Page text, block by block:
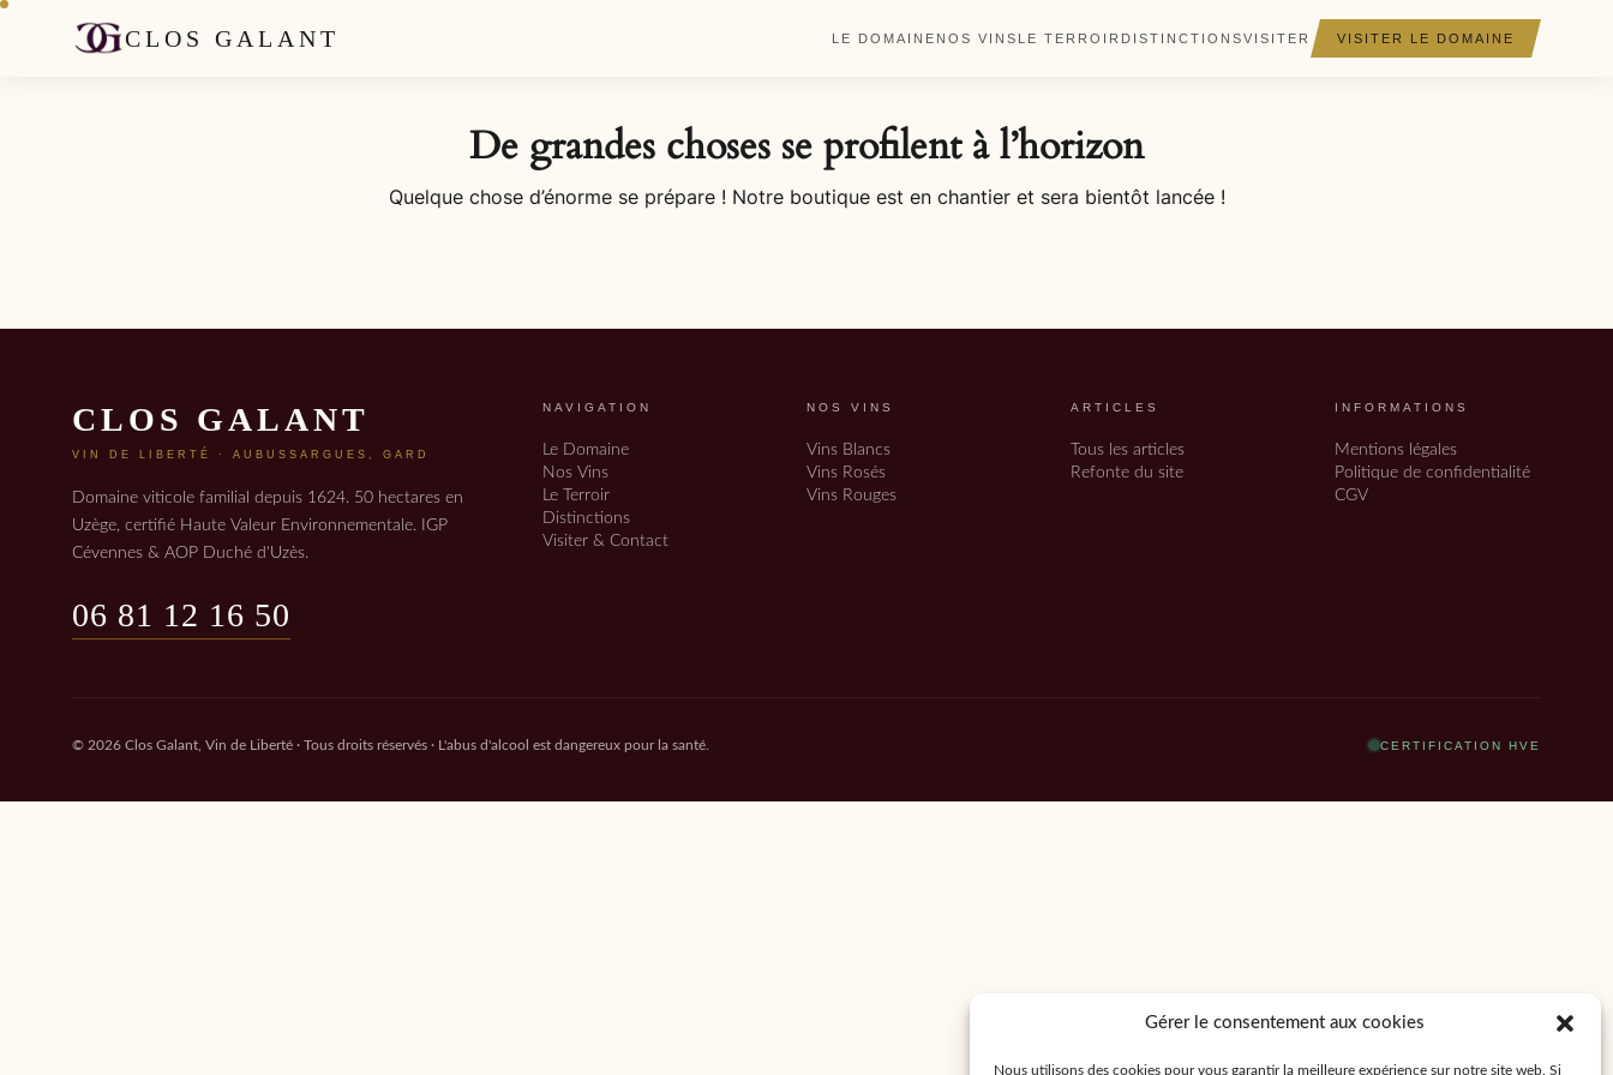
Gérer le consentement aux cookies
Nous utilisons des cookies pour vous garantir la meilleure expérience sur notre site web. Si
CLOS GALANT LE DOMAINE NOS VINS LE TERROIR DISTINCTIONSVISITER VISITER LE DOMAINE
De grandes choses se profilent à l’horizon
Quelque chose d’énorme se prépare ! Notre boutique est en chantier et sera bientôt lancée !
CLOS GALANT
VIN DE LIBERTÉ · AUBUSSARGUES, GARD
Domaine viticole familial depuis 1624. 50 hectares en
Uzège, certifié Haute Valeur Environnementale. IGP
Cévennes & AOP Duché d'Uzès.
06 81 12 16 50
NAVIGATION
Le Domaine
Nos Vins
Le Terroir
Distinctions
Visiter & Contact
NOS VINS
Vins Blancs
Vins Rosés
Vins Rouges
ARTICLES
Tous les articles
Refonte du site
INFORMATIONS
Mentions légales
Politique de confidentialité
CGV
© 2026 Clos Galant, Vin de Liberté · Tous droits réservés · L'abus d'alcool est dangereux pour la santé. CERTIFICATION HVE